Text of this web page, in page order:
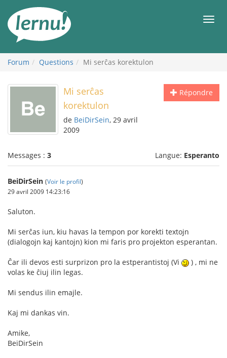
contenu
Forum Questions Mi serĉas korektulon
Répondre
Mi serĉas
korektulon
de BeiDirSein, 29 avril
2009
Messages : 3 Langue: Esperanto
BeiDirSein (Voir le profil)
29 avril 2009 14:23:16
Saluton.
Mi serĉas iun, kiu havas la tempon por korekti textojn
(dialogojn kaj kantojn) kion mi faris pro projekton esperantan.
Ĉar ili devos esti surprizon pro la estperantistoj (Vi
) , mi ne
volas ke ĉiuj ilin legas.
Mi sendus ilin emajle.
Kaj mi dankas vin.
Amike,
BeiDirSein